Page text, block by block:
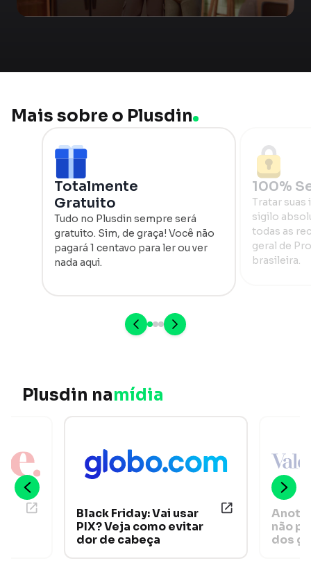
Mais sobre o Plusdin
Totalmente
Gratuito
Tudo no Plusdin sempre será
gratuito. Sim, de graça! Você não
pagará 1 centavo para ler ou ver
nada aqui.
100%
Tratar
sigilo
todas as
geral de
brasileira.
Plusdin namídia
Black Friday: Vai usar
PIX? Veja como evitar
dor de cabeça
Anote
não
dos